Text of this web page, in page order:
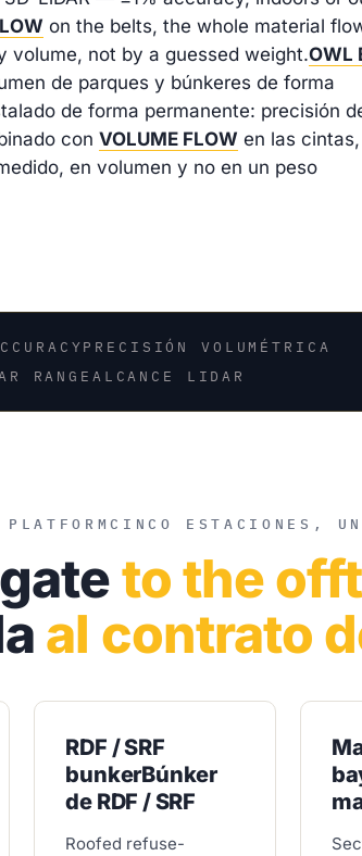
on the belts, the whole material
volume, not by a guessed weight.OWL
de parques y búnkeres de forma
de forma permanente: precisión
con VOLUME FLOW en las
en volumen y no en un peso
PRECISIÓN VOLUMÉTRICA
RANGE ALCANCE LIDAR
CINCO ESTACIONES,
to the
al contrato
RDF / SRF
bunkerBúnker
de RDF / SRF
Roofed refuse-